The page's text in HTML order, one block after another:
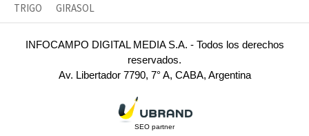
TRIGO GIRASOL
INFOCAMPO DIGITAL MEDIA S.A. - Todos los derechos
reservados.
Av. Libertador 7790, 7° A, CABA, Argentina
SEO partner